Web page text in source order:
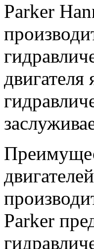
Parker
Parker